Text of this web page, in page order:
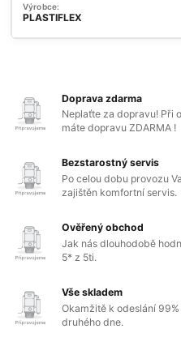
Výrobce:
PLASTIFLEX
Doprava zdarma
Neplaťte za dopravu! Při
máte dopravu ZDARMA !
Bezstarostný servis
Po celou dobu provozu
zajištěn komfortní servis.
Ověřený obchod
Jak nás dlouhodobě
5* z 5ti.
Vše skladem
Okamžitě k odeslání
druhého dne.